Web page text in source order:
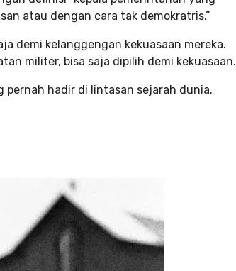
atau dengan cara tak demokratris.”
demi kelanggengan kekuasaan mereka.
militer, bisa saja dipilih demi kekuasaan.
pernah hadir di lintasan sejarah dunia.